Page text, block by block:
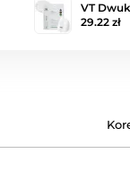
VT
29.22 zł